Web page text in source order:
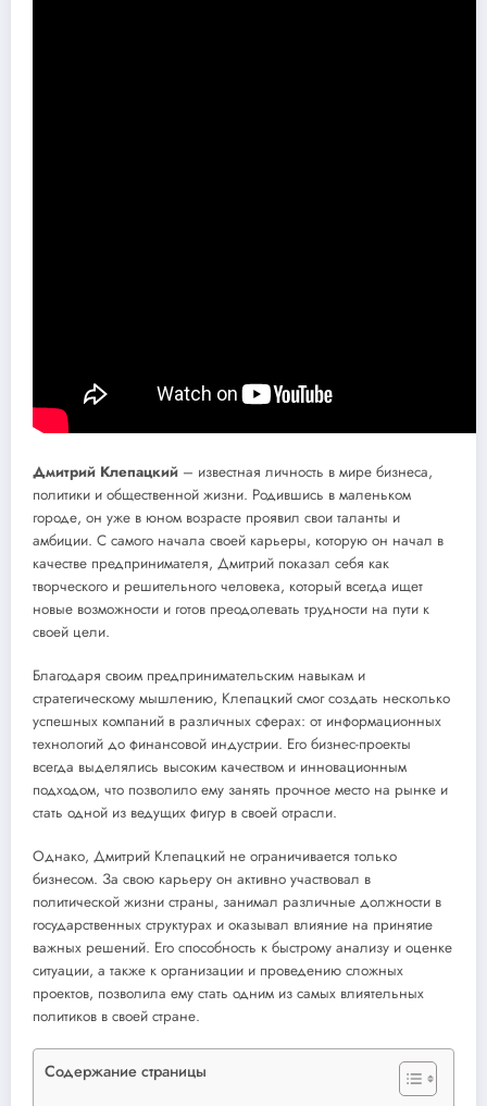
Дмитрий Клепацкий – известная личность в мире бизнеса,
политики и общественной жизни. Родившись в маленьком
городе, он уже в юном возрасте проявил свои таланты и
амбиции. С самого начала своей карьеры, которую он начал в
качестве предпринимателя, Дмитрий показал себя как
творческого и решительного человека, который всегда ищет
новые возможности и готов преодолевать трудности на пути к
своей цели.
Благодаря своим предпринимательским навыкам и
стратегическому мышлению, Клепацкий смог создать несколько
успешных компаний в различных сферах: от информационных
технологий до финансовой индустрии. Его бизнес-проекты
всегда выделялись высоким качеством и инновационным
подходом, что позволило ему занять прочное место на рынке и
стать одной из ведущих фигур в своей отрасли.
Однако, Дмитрий Клепацкий не ограничивается только
бизнесом. За свою карьеру он активно участвовал в
политической жизни страны, занимал различные должности в
государственных структурах и оказывал влияние на принятие
важных решений. Его способность к быстрому анализу и оценке
ситуации, а также к организации и проведению сложных
проектов, позволила ему стать одним из самых влиятельных
политиков в своей стране.
Содержание страницы